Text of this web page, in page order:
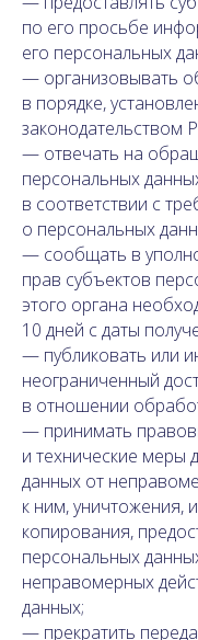
по его просьбе
его персональных
— организовывать
в порядке,
законодательством
— отвечать на
персональных
в соответствии с
о персональных
— сообщать в
прав субъектов
этого органа
10 дней с даты
— публиковать или
неограниченный
в отношении
— принимать
и технические меры
данных от
к ним, уничтожения,
копирования,
персональных
неправомерных
данных;
— прекратить